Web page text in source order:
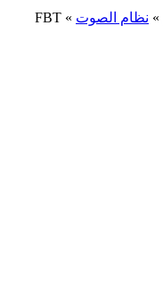
» نظام الصوت »
FBT